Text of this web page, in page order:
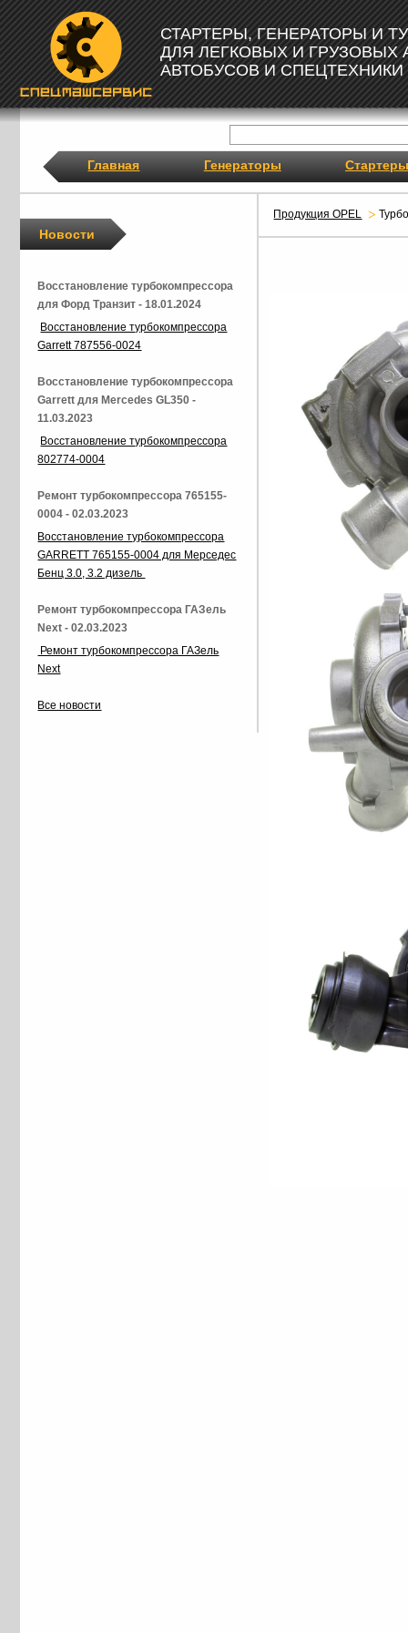
СТАРТЕРЫ, ГЕНЕРАТОРЫ И
ДЛЯ ЛЕГКОВЫХ И ГРУЗОВЫХ
АВТОБУСОВ И СПЕЦТЕХНИКИ
Главная Генераторы Стартеры
Продукция OPEL
Новости
Восстановление турбокомпрессора
для Форд Транзит - 18.01.2024
Восстановление турбокомпрессора
Garrett 787556-0024
Восстановление турбокомпрессора
Garrett для Mercedes GL350 -
11.03.2023
Восстановление турбокомпрессора
802774-0004
Ремонт турбокомпрессора 765155-
0004 - 02.03.2023
Восстановление турбокомпрессора
GARRETT 765155-0004 для Мерседес
Бенц 3.0, 3.2 дизель
Ремонт турбокомпрессора ГАЗель
Next - 02.03.2023
Ремонт турбокомпрессора ГАЗель
Next
Все новости